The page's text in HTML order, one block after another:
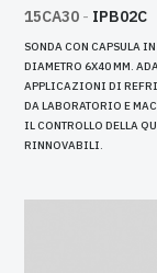
15CA30 - IPB02C
SONDA CON CAPSULA
DIAMETRO 6X40 MM.
APPLICAZIONI DI
DA LABORATORIO E
IL CONTROLLO DELLA
RINNOVABILI.